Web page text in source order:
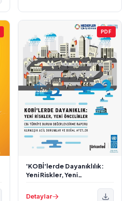
PDF
'KOBİ'lerde Dayanıklılık:
Yeni Riskler, Yeni
Detaylar